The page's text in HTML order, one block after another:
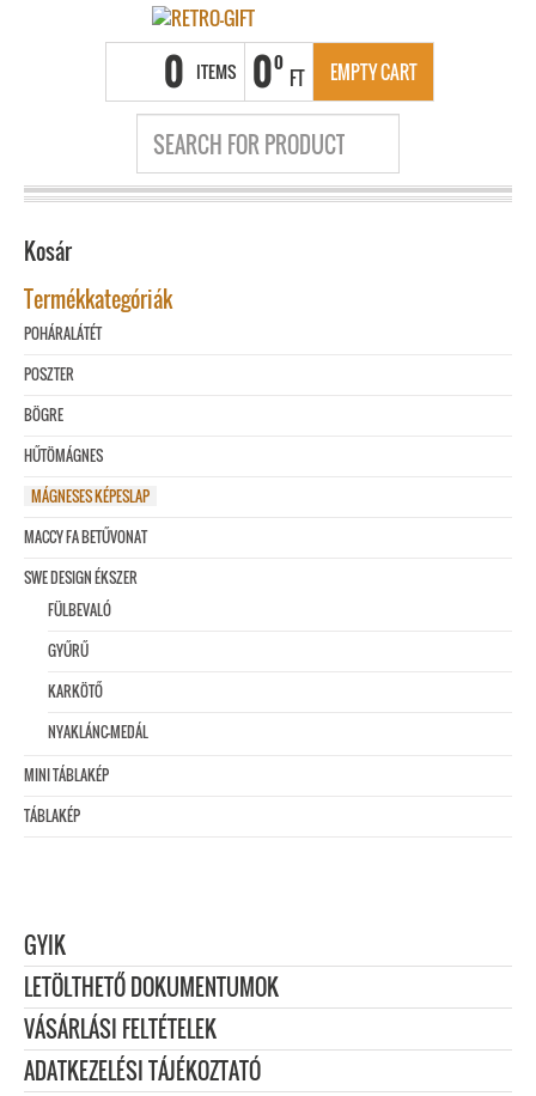
0 ITEMS 00
FT EMPTY CART
Kosár
Termékkategóriák
POHÁRALÁTÉT
POSZTER
BÖGRE
HŰTÖMÁGNES
MÁGNESES KÉPESLAP
MACCY FA BETŰVONAT
SWE DESIGN ÉKSZER
FÜLBEVALÓ
GYŰRŰ
KARKÖTŐ
NYAKLÁNC-MEDÁL
MINI TÁBLAKÉP
TÁBLAKÉP
GYIK
LETÖLTHETŐ DOKUMENTUMOK
VÁSÁRLÁSI FELTÉTELEK
ADATKEZELÉSI TÁJÉKOZTATÓ